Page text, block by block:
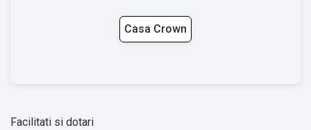
Casa Crown
Facilitati si dotari